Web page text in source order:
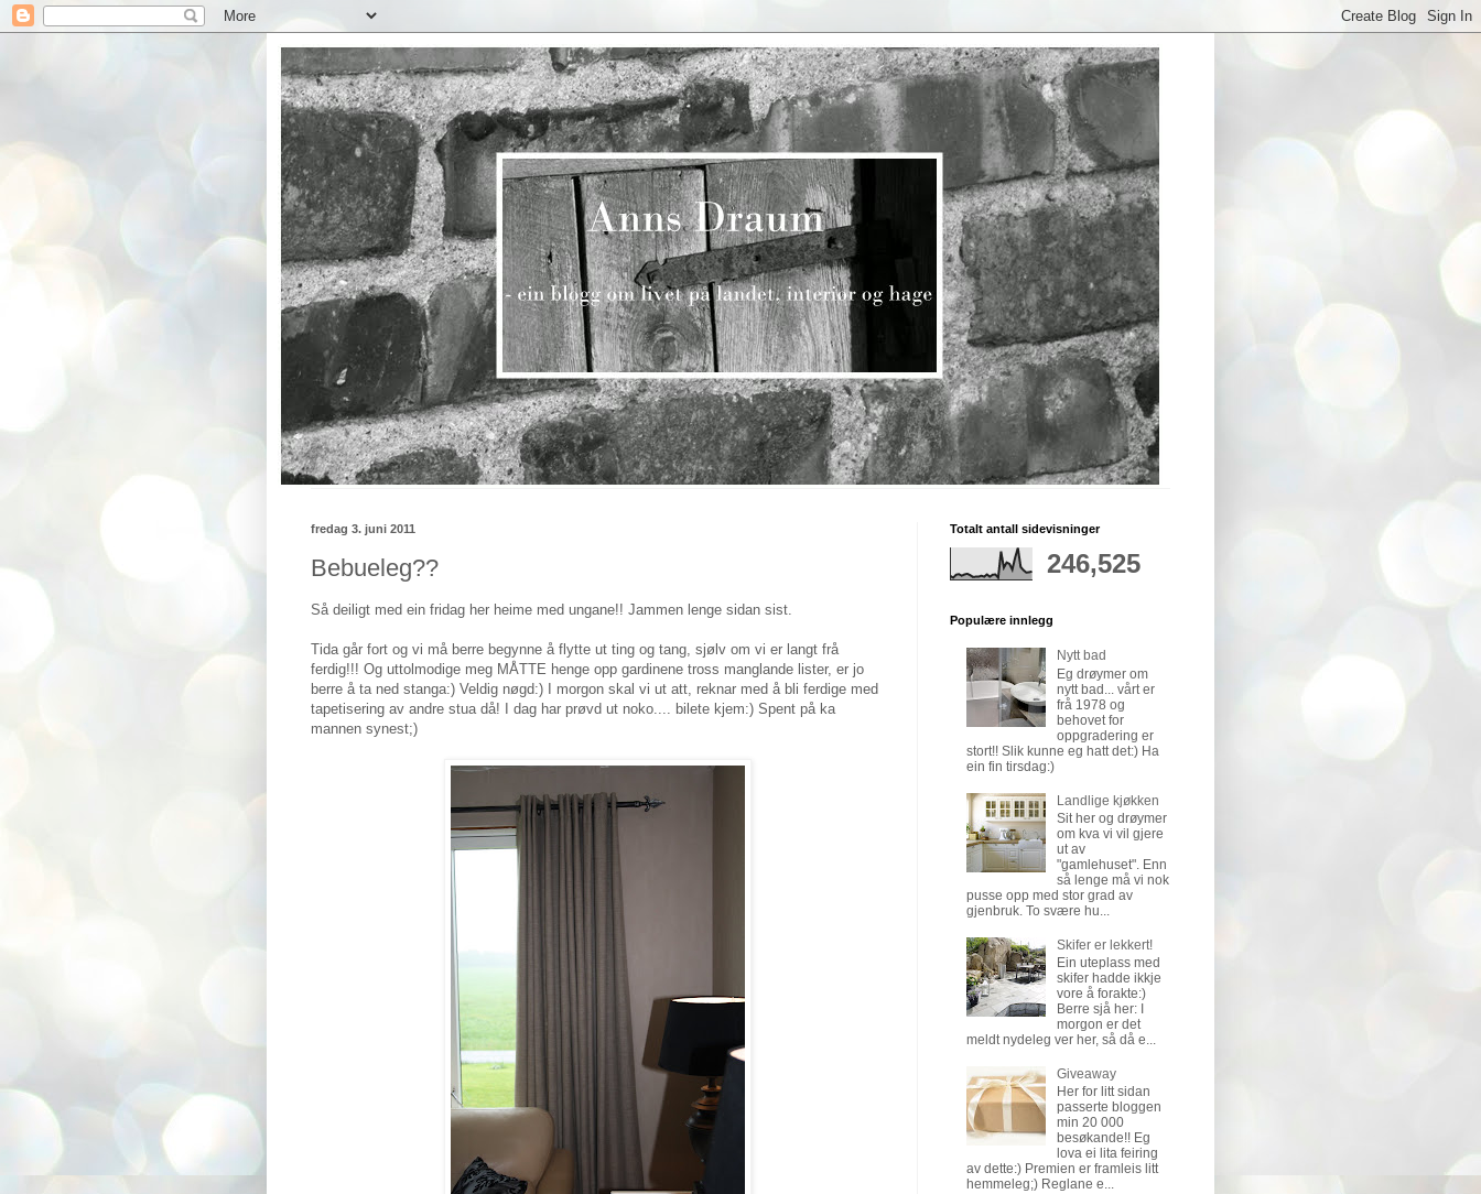
fredag 3. juni 2011
Bebueleg??
Så deiligt med ein fridag her heime med ungane!! Jammen lenge sidan sist.
Tida går fort og vi må berre begynne å flytte ut ting og tang, sjølv om vi er langt frå
ferdig!!! Og uttolmodige meg MÅTTE henge opp gardinene tross manglande lister, er jo
berre å ta ned stanga:) Veldig nøgd:) I morgon skal vi ut att, reknar med å bli ferdige med
tapetisering av andre stua då! I dag har prøvd ut noko.... bilete kjem:) Spent på ka
mannen synest;)
Totalt antall sidevisninger
246,525
Populære innlegg
Nytt bad
Eg drøymer om
nytt bad... vårt er
frå 1978 og
behovet for
oppgradering er
stort!! Slik kunne eg hatt det:) Ha
ein fin tirsdag:)
Landlige kjøkken
Sit her og drøymer
om kva vi vil gjere
ut av
"gamlehuset". Enn
så lenge må vi nok
pusse opp med stor grad av
gjenbruk. To svære hu...
Skifer er lekkert!
Ein uteplass med
skifer hadde ikkje
vore å forakte:)
Berre sjå her: I
morgon er det
meldt nydeleg ver her, så då e...
Giveaway
Her for litt sidan
passerte bloggen
min 20 000
besøkande!! Eg
lova ei lita feiring
av dette:) Premien er framleis litt
hemmeleg;) Reglane e...